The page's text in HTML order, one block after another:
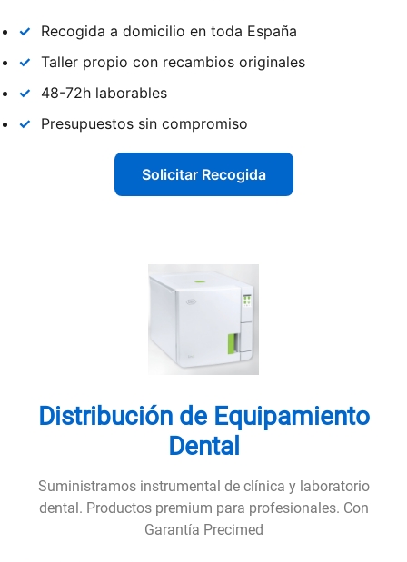
✓
Recogida a domicilio en toda España
✓ Taller propio con recambios originales
✓
48-72h laborables
✓
Presupuestos sin compromiso
Solicitar Recogida
Distribución de Equipamiento
Dental
Suministramos instrumental de clínica y laboratorio
dental. Productos premium para profesionales. Con
Garantía Precimed